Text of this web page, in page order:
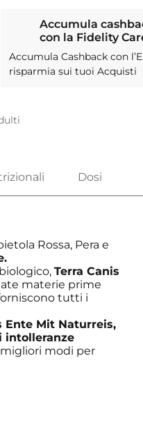
Accumula
con la Fidelity
Accumula Cashback con
risparmia sui tuoi Acquisti
Rossa, Pera e
Terra Canis
materie prime
tutti i
Ente Mit Naturreis,
intolleranze
modi per